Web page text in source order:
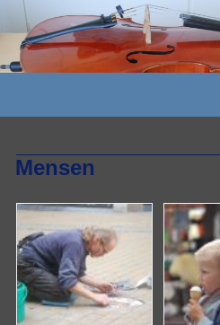
Mensen